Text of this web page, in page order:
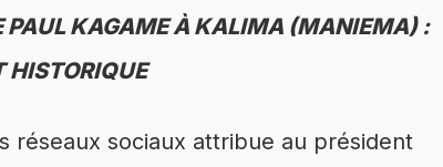
PAUL KAGAME À KALIMA (MANIEMA) :
HISTORIQUE
réseaux sociaux attribue au président